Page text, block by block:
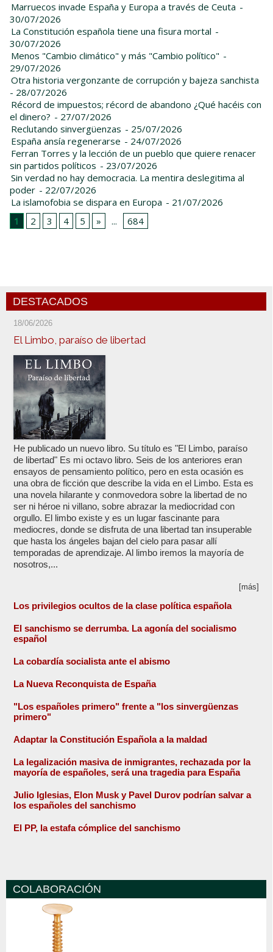
Marruecos invade España y Europa a través de Ceuta -
30/07/2026
La Constitución española tiene una fisura mortal -
30/07/2026
Menos "Cambio climático" y más "Cambio político" -
29/07/2026
Otra historia vergonzante de corrupción y bajeza sanchista
- 28/07/2026
Récord de impuestos; récord de abandono ¿Qué hacéis con
el dinero? - 27/07/2026
Reclutando sinvergüenzas - 25/07/2026
España ansía regenerarse - 24/07/2026
Ferran Torres y la lección de un pueblo que quiere renacer
sin partidos políticos - 23/07/2026
Sin verdad no hay democracia. La mentira deslegitima al
poder - 22/07/2026
La islamofobia se dispara en Europa - 21/07/2026
1
2 3 4 5 » ... 684
DESTACADOS
18/06/2026
El Limbo, paraíso de libertad
He publicado un nuevo libro. Su título es "El Limbo, paraíso
de libertad" Es mi octavo libro. Seis de los anteriores eran
ensayos de pensamiento político, pero en esta ocasión es
una obra de ficción que describe la vida en el Limbo. Esta es
una novela hilarante y conmovedora sobre la libertad de no
ser ni héroe ni villano, sobre abrazar la mediocridad con
orgullo. El limbo existe y es un lugar fascinante para
mediocres, donde se disfruta de una libertad tan insuperable
que hasta los ángeles bajan del cielo para pasar allí
temporadas de aprendizaje. Al limbo iremos la mayoría de
nosotros,...
[más]
Los privilegios ocultos de la clase política española
El sanchismo se derrumba. La agonía del socialismo
español
La cobardía socialista ante el abismo
La Nueva Reconquista de España
"Los españoles primero" frente a "los sinvergüenzas
primero"
Adaptar la Constitución Española a la maldad
La legalización masiva de inmigrantes, rechazada por la
mayoría de españoles, será una tragedia para España
Julio Iglesias, Elon Musk y Pavel Durov podrían salvar a
los españoles del sanchismo
El PP, la estafa cómplice del sanchismo
COLABORACIÓN